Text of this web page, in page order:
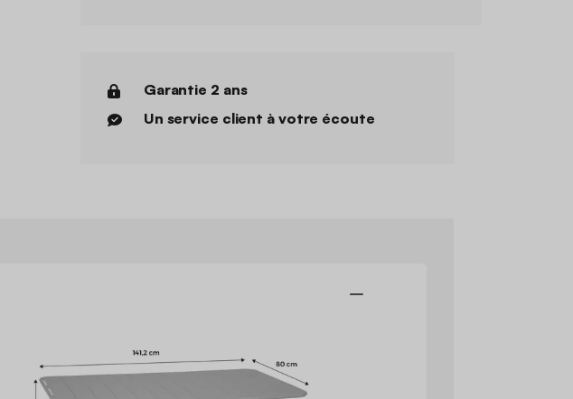
Garantie 2 ans
Un service client à votre écoute